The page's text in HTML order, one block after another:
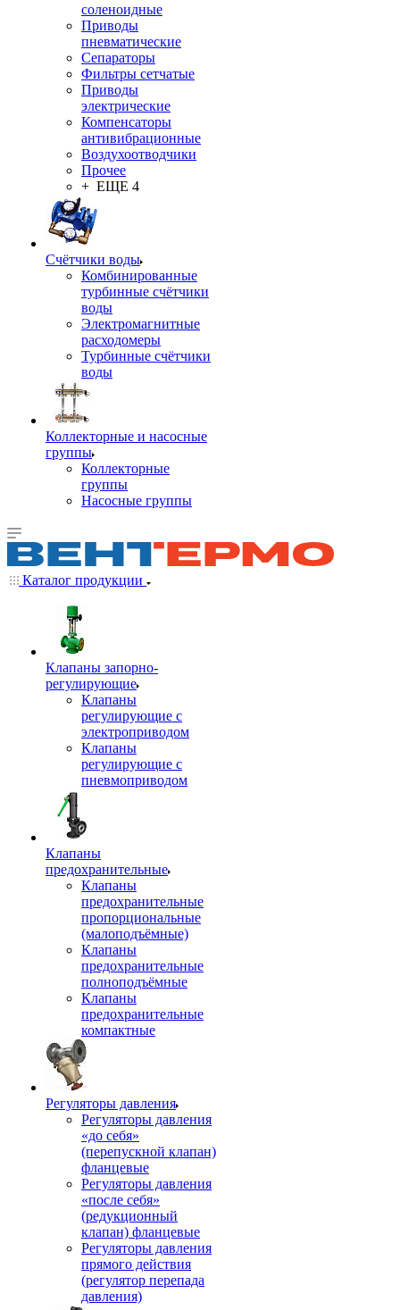
соленоидные
Приводы
пневматические
Сепараторы
Фильтры сетчатые
Приводы
электрические
Компенсаторы
антивибрационные
Воздухоотводчики
Прочее
+ ЕЩЕ 4
Счётчики воды
Комбинированные
турбинные счётчики
воды
Электромагнитные
расходомеры
Турбинные счётчики
воды
Коллекторные и насосные
группы
Коллекторные
группы
Насосные группы
Каталог продукции
Клапаны запорно-
регулирующие
Клапаны
регулирующие с
электроприводом
Клапаны
регулирующие с
пневмоприводом
Клапаны
предохранительные
Клапаны
предохранительные
пропорциональные
(малоподъёмные)
Клапаны
предохранительные
полноподъёмные
Клапаны
предохранительные
компактные
Регуляторы давления
Регуляторы давления
«до себя»
(перепускной клапан)
фланцевые
Регуляторы давления
«после себя»
(редукционный
клапан) фланцевые
Регуляторы давления
прямого действия
(регулятор перепада
давления)